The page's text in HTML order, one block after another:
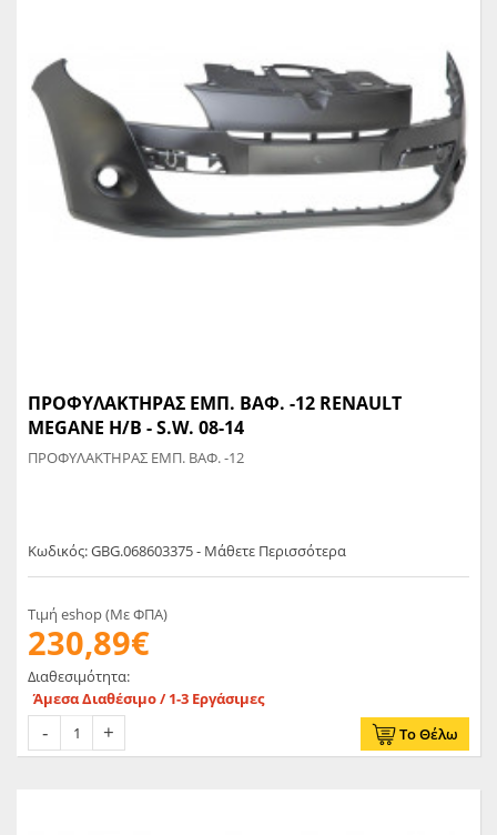
ΠΡΟΦΥΛΑΚΤΗΡΑΣ ΕΜΠ. ΒΑΦ. -12 RENAULT
MEGANE H/B - S.W. 08-14
ΠΡΟΦΥΛΑΚΤΗΡΑΣ ΕΜΠ. ΒΑΦ. -12
Κωδικός: GBG.068603375 - Μάθετε Περισσότερα
Τιμή eshop (Με ΦΠΑ)
230,89€
Διαθεσιμότητα:
Άμεσα Διαθέσιμο / 1-3 Εργάσιμες
Το Θέλω